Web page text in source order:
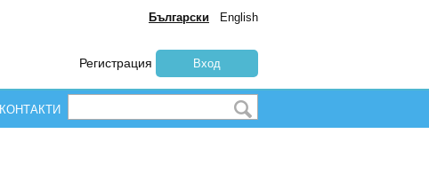
Български English
Регистрация Вход
КОНТАКТИ